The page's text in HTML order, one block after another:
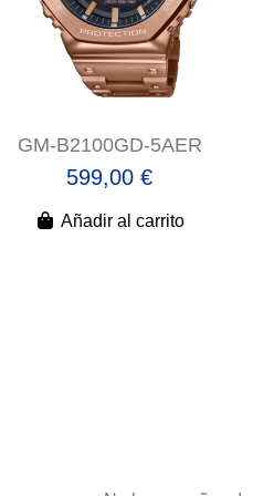
GM-B2100GD-5AER
599,00 €
Añadir al carrito